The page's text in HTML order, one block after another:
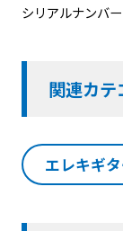
シリアルナンバ
関連カテ
エレキギ